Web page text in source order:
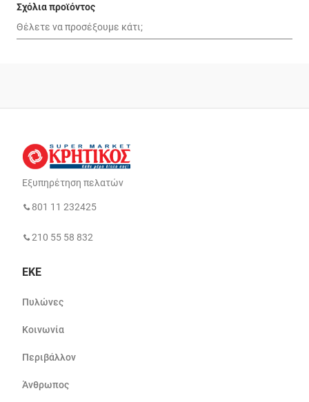
Σχόλια προϊόντος
Εξυπηρέτηση πελατών
801 11 232425
210 55 58 832
ΕΚΕ
Πυλώνες
Κοινωνία
Περιβάλλον
Άνθρωπος